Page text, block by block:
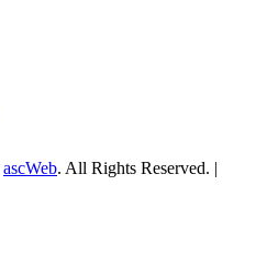
ascWeb. All Rights Reserved. |